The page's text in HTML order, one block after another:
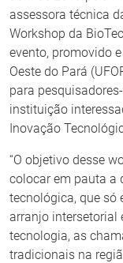
assessora técnica
Workshop da
evento, promovido
Oeste do Pará
para
instituição
Inovação
“O objetivo desse
colocar em pauta a
tecnológica, que só
arranjo intersetorial
tecnologia, as
tradicionais na